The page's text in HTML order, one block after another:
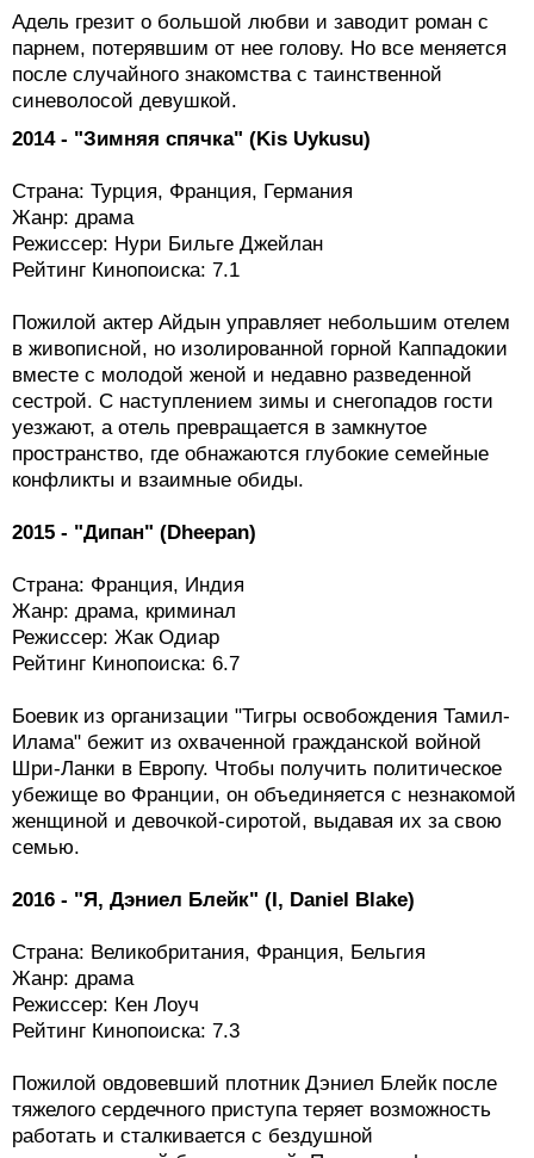
Адель грезит о большой любви и заводит роман с
парнем, потерявшим от нее голову. Но все меняется
после случайного знакомства с таинственной
синеволосой девушкой.
2014 - "Зимняя спячка" (Kis Uykusu)
Страна: Турция, Франция, Германия
Жанр: драма
Режиссер: Нури Бильге Джейлан
Рейтинг Кинопоиска: 7.1
Пожилой актер Айдын управляет небольшим отелем
в живописной, но изолированной горной Каппадокии
вместе с молодой женой и недавно разведенной
сестрой. С наступлением зимы и снегопадов гости
уезжают, а отель превращается в замкнутое
пространство, где обнажаются глубокие семейные
конфликты и взаимные обиды.
2015 - "Дипан" (Dheepan)
Страна: Франция, Индия
Жанр: драма, криминал
Режиссер: Жак Одиар
Рейтинг Кинопоиска: 6.7
Боевик из организации "Тигры освобождения Тамил-
Илама" бежит из охваченной гражданской войной
Шри-Ланки в Европу. Чтобы получить политическое
убежище во Франции, он объединяется с незнакомой
женщиной и девочкой-сиротой, выдавая их за свою
семью.
2016 - "Я, Дэниел Блейк" (I, Daniel Blake)
Страна: Великобритания, Франция, Бельгия
Жанр: драма
Режиссер: Кен Лоуч
Рейтинг Кинопоиска: 7.3
Пожилой овдовевший плотник Дэниел Блейк после
тяжелого сердечного приступа теряет возможность
работать и сталкивается с бездушной